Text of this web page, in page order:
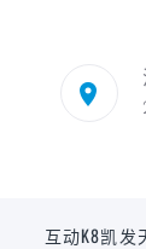
互动K8凯发